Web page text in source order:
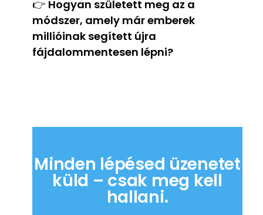
👉 Hogyan született meg az a
módszer, amely már emberek
millióinak segített újra
fájdalommentesen lépni?
Minden lépésed üzenetet
küld – csak meg kell
hallani.